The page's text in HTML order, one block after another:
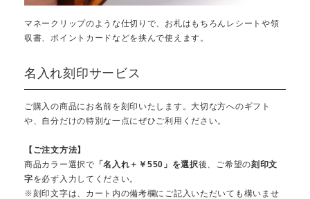
マネークリップのような仕切りで、お札はもちろんレシートや領
収書、ポイントカードなどを挟んで使えます。
名入れ刻印サービス
ご購入の商品にお名前を刻印いたします。大切な方へのギフト
や、自分だけの特別な一点にぜひご利用ください。
【ご注文方法】
商品カラー選択で 「名入れ＋￥550」を選択後、ご希望の刻印文
字を必ず入力してください。
※刻印文字は、カート内の備考欄にご記入いただいても構いませ